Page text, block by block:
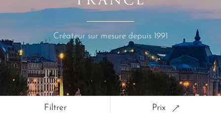
Créateur sur mesure depuis 1991
Filtrer Prix